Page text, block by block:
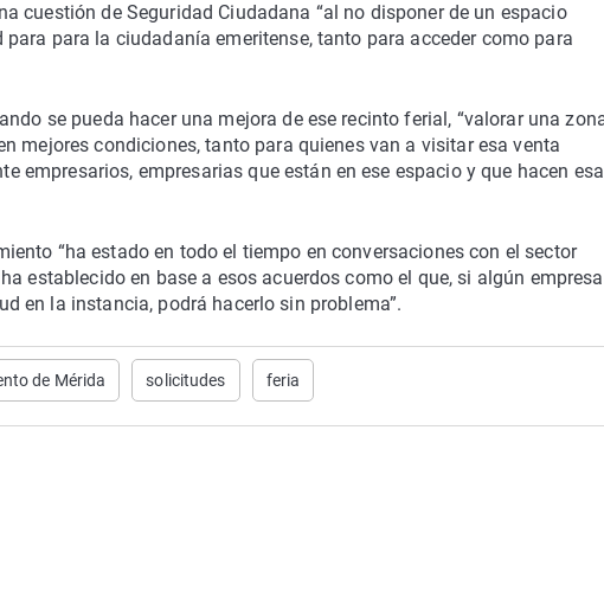
cuestión de Seguridad Ciudadana “al no disponer de un espacio
para la ciudadanía emeritense, tanto para acceder como para
se pueda hacer una mejora de ese recinto ferial, “valorar una
mejores condiciones, tanto para quienes van a visitar esa venta
empresarios, empresarias que están en ese espacio y que hacen esa
“ha estado en todo el tiempo en conversaciones con el sector
establecido en base a esos acuerdos como el que, si algún
en la instancia, podrá hacerlo sin problema”.
de Mérida solicitudes feria